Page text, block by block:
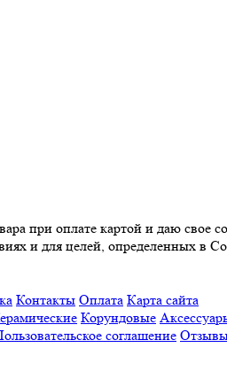
при оплате картой и даю свое
и для целей, определенных в
Контакты Оплата Карта сайта
Корундовые
соглашение